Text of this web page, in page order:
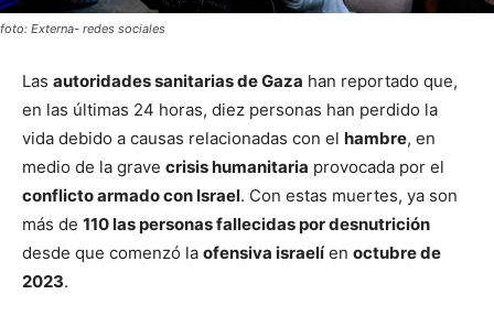
foto: Externa- redes sociales
Las autoridades sanitarias de Gaza han reportado que,
en las últimas 24 horas, diez personas han perdido la
vida debido a causas relacionadas con el hambre, en
medio de la grave crisis humanitaria provocada por el
conflicto armado con Israel. Con estas muertes, ya son
más de 110 las personas fallecidas por desnutrición
desde que comenzó la ofensiva israelíen octubre de
2023.